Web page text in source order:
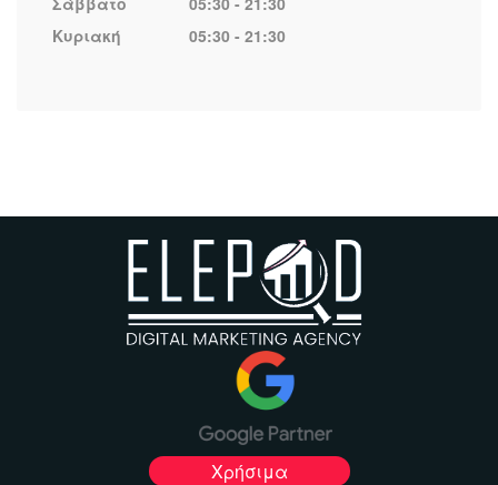
Κυριακή
05:30 - 21:30
Χρήσιμα